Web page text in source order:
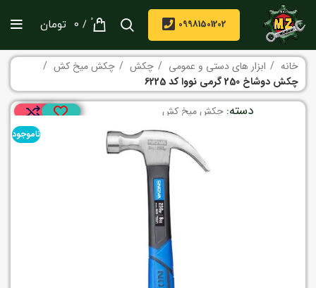
09981501202
0
/
0 تومان
خانه ابزار های دستی و عمومی چکش
چکش میخ کش
چکش دوشاخ 250 گرمی نووا کد 6225
دسته: چکش میخ کش
ناموجود